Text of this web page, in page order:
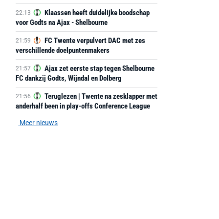
22:13
Klaassen heeft duidelijke boodschap
voor Godts na Ajax - Shelbourne
21:59
FC Twente verpulvert DAC met zes
verschillende doelpuntenmakers
21:57
Ajax zet eerste stap tegen Shelbourne
FC dankzij Godts, Wijndal en Dolberg
21:56
Teruglezen | Twente na zesklapper met
anderhalf been in play-offs Conference League
Meer nieuws